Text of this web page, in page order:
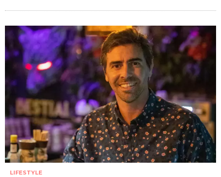
LIFESTYLE